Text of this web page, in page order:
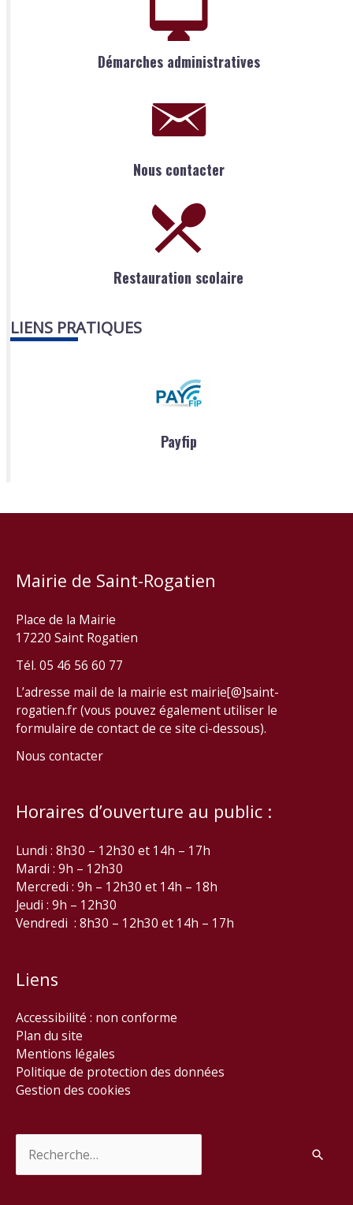
Démarches administratives
Nous contacter
Restauration scolaire
LIENS PRATIQUES
Payfip
Mairie de Saint-Rogatien
Place de la Mairie
17220 Saint Rogatien
Tél. 05 46 56 60 77
L’adresse mail de la mairie est mairie[@]saint-
rogatien.fr (vous pouvez également utiliser le
formulaire de contact de ce site ci-dessous).
Nous contacter
Horaires d’ouverture au public :
Lundi : 8h30 – 12h30 et 14h – 17h
Mardi : 9h – 12h30
Mercredi : 9h – 12h30 et 14h – 18h
Jeudi : 9h – 12h30
Vendredi : 8h30 – 12h30 et 14h – 17h
Liens
Accessibilité : non conforme
Plan du site
Mentions légales
Politique de protection des données
Gestion des cookies